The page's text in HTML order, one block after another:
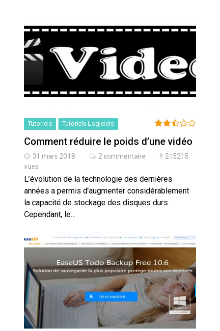
Tutoriels Tutoriels Logiciels
Comment réduire le poids d’une vidéo
31 mars 2018 2 commentaire
215215
vues
L’évolution de la technologie des dernières
années a permis d’augmenter considérablement
la capacité de stockage des disques durs.
Cependant, le…